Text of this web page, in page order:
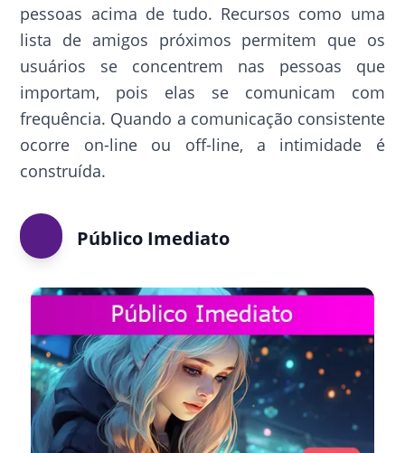
pessoas acima de tudo. Recursos como uma
lista de amigos próximos permitem que os
usuários se concentrem nas pessoas que
importam, pois elas se comunicam com
frequência. Quando a comunicação consistente
ocorre on-line ou off-line, a intimidade é
construída.
Público Imediato